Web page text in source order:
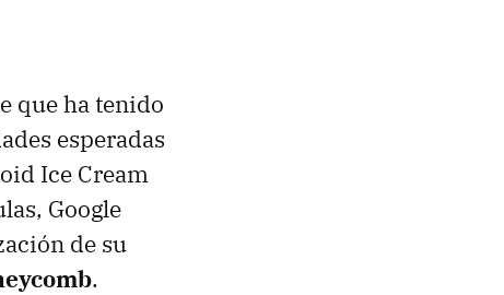
que ha tenido
esperadas
Ice Cream
Google
de su
.